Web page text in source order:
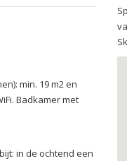
min. 19 m2 en
Badkamer met
in de ochtend een